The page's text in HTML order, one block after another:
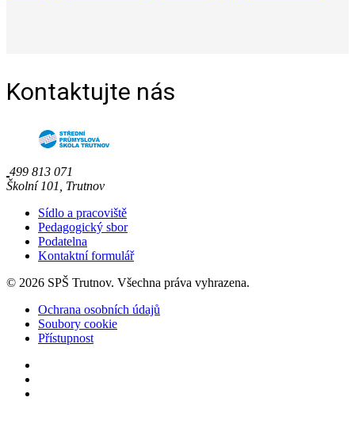
Kontaktujte nás
499 813 071
Školní 101, Trutnov
Sídlo a pracoviště
Pedagogický sbor
Podatelna
Kontaktní formulář
© 2026 SPŠ Trutnov. Všechna práva vyhrazena.
Ochrana osobních údajů
Soubory cookie
Přístupnost